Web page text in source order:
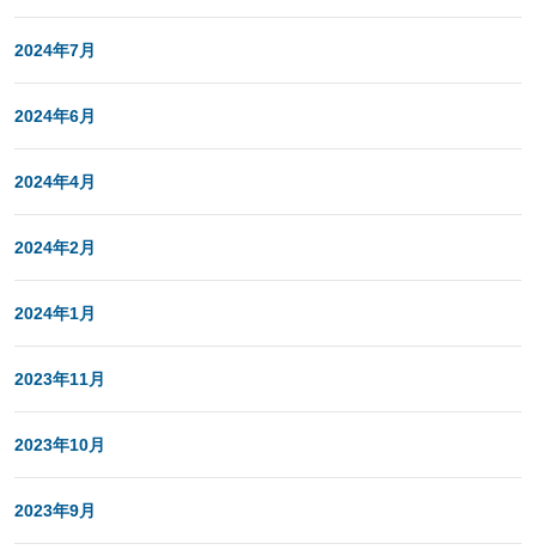
2024年7月
2024年6月
2024年4月
2024年2月
2024年1月
2023年11月
2023年10月
2023年9月